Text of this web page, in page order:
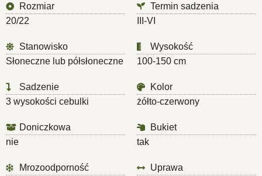
Rozmiar
20/22
Termin sadzenia
III-VI
Stanowisko
Słoneczne lub półsłoneczne
Wysokość
100-150 cm
Sadzenie
3 wysokości cebulki
Kolor
żółto-czerwony
Doniczkowa
nie
Bukiet
tak
Mrozoodporność
Uprawa